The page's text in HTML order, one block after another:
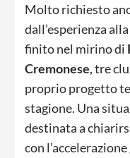
Molto richiesto
dall’esperienza
finito nel mirino di
Cremonese, tre
proprio progetto
stagione. Una
destinata a
con